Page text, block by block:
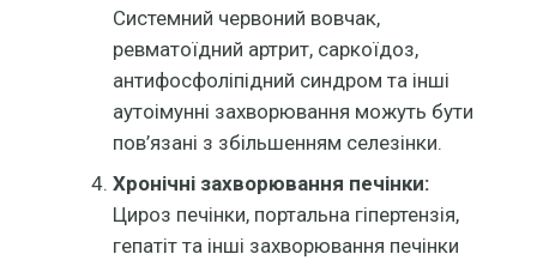
Системний червоний вовчак,
ревматоїдний артрит, саркоїдоз,
антифосфоліпідний синдром та інші
аутоімунні захворювання можуть бути
пов’язані з збільшенням селезінки.
Хронічні захворювання печінки:
Цироз печінки, портальна гіпертензія,
гепатіт та інші захворювання печінки